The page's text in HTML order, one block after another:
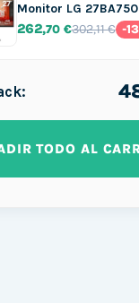
Monitor LG
262,70 €302,11 € -
TODO AL